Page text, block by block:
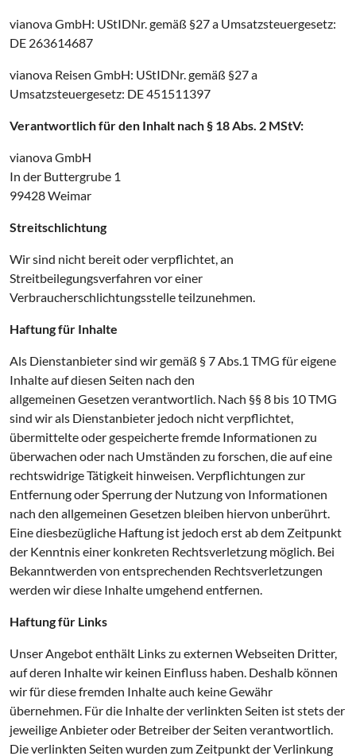
vianova GmbH: UStIDNr. gemäß §27 a Umsatzsteuergesetz:
DE 263614687
vianova Reisen GmbH: UStIDNr. gemäß §27 a
Umsatzsteuergesetz: DE 451511397
Verantwortlich für den Inhalt nach § 18 Abs. 2 MStV:
vianova GmbH
In der Buttergrube 1
99428 Weimar
Streitschlichtung
Wir sind nicht bereit oder verpflichtet, an
Streitbeilegungsverfahren vor einer
Verbraucherschlichtungsstelle teilzunehmen.
Haftung für Inhalte
Als Dienstanbieter sind wir gemäß § 7 Abs.1 TMG für eigene
Inhalte auf diesen Seiten nach den
allgemeinen Gesetzen verantwortlich. Nach §§ 8 bis 10 TMG
sind wir als Dienstanbieter jedoch nicht verpflichtet,
übermittelte oder gespeicherte fremde Informationen zu
überwachen oder nach Umständen zu forschen, die auf eine
rechtswidrige Tätigkeit hinweisen. Verpflichtungen zur
Entfernung oder Sperrung der Nutzung von Informationen
nach den allgemeinen Gesetzen bleiben hiervon unberührt.
Eine diesbezügliche Haftung ist jedoch erst ab dem Zeitpunkt
der Kenntnis einer konkreten Rechtsverletzung möglich. Bei
Bekanntwerden von entsprechenden Rechtsverletzungen
werden wir diese Inhalte umgehend entfernen.
Haftung für Links
Unser Angebot enthält Links zu externen Webseiten Dritter,
auf deren Inhalte wir keinen Einfluss haben. Deshalb können
wir für diese fremden Inhalte auch keine Gewähr
übernehmen. Für die Inhalte der verlinkten Seiten ist stets der
jeweilige Anbieter oder Betreiber der Seiten verantwortlich.
Die verlinkten Seiten wurden zum Zeitpunkt der Verlinkung